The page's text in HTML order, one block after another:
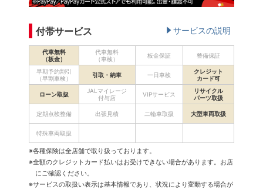
付帯サービス サービスの説明
代車無料
（板金）
代車無料
（車検）
板金保証 整備保証
早期予約割引
（早割車検）
引取・納車 一日車検
クレジット
カード可
ローン取扱
JALマイレージ
付与店
VIPサービス
リサイクル
パーツ取扱
定期点検整備 出張見積 二輪車取扱 大型車両取扱
特殊車両取扱
※各種保険は全店舗で取り扱っております。
※全額のクレジットカード払いはお受けできない場合があります。お店
にご確認ください。
※サービスの取扱い表示は基本情報であり、状況により変動する場合が